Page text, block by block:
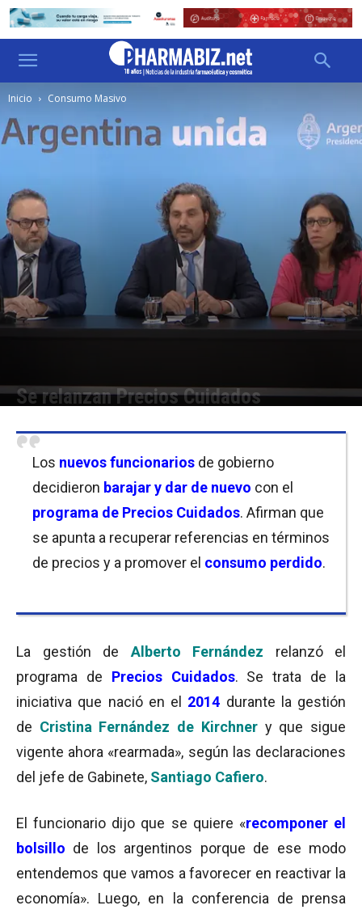
Inicio Consumo Masivo
Se relanzan Precios Cuidados
Los nuevos funcionarios de gobierno
decidieron barajar y dar de nuevo con el
programa de Precios Cuidados. Afirman que
se apunta a recuperar referencias en términos
de precios y a promover el consumo perdido.
La gestión de Alberto Fernández relanzó el
programa de Precios Cuidados. Se trata de la
iniciativa que nació en el
2014 durante la gestión
de Cristina Fernández de Kirchner y que sigue
vigente ahora «rearmada», según las declaraciones
del jefe de Gabinete, Santiago Cafiero.
El funcionario dijo que se quiere «recomponer el
bolsillo de los argentinos porque de ese modo
entendemos que vamos a favorecer en reactivar la
economía». Luego, en la conferencia de prensa